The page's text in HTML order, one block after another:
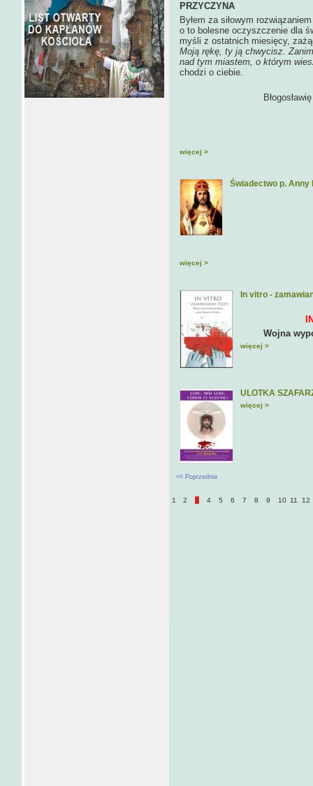
PRZYCZYNA
Byłem za siłowym
o to bolesne oczyszczenie dla
myśli z ostatnich miesięcy,
Moją rękę, ty ją chwycisz.
nad tym miastem, o którym
chodzi o ciebie.
Błogosławię Was w
więcej >
Świadectwo p. Anny
więcej >
In vitro -
Wojna
więcej >
ULOTKA
więcej >
<< Poprzednia
1 2 3 4 5 6 7 8 9 10 11 12